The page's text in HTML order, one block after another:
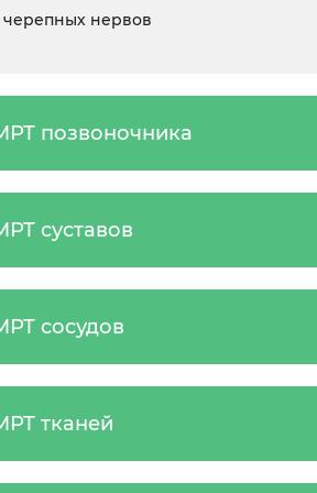
нервов
позвоночника
суставов
сосудов
тканей